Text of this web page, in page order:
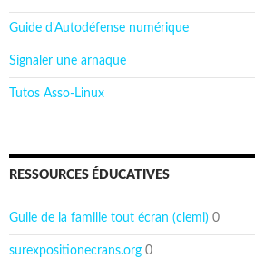
Guide d'Autodéfense numérique
Signaler une arnaque
Tutos Asso-Linux
RESSOURCES ÉDUCATIVES
Guile de la famille tout écran (clemi) 0
surexpositionecrans.org 0